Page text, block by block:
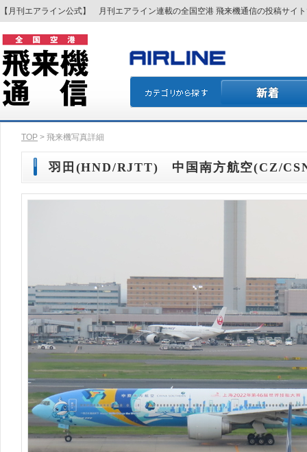
【月刊エアライン公式】 月刊エアライン連載の全国空港 飛来機通信の投稿サイ
TOP > 飛来機写真詳細
羽田(HND/RJTT) 中国南方航空(CZ/